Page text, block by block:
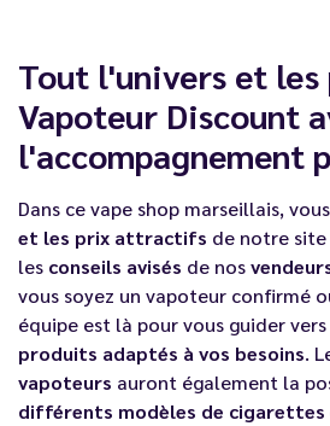
Tout l'univers et les
Vapoteur Discount
l'accompagnement
Dans ce vape shop marseillais,
et les prix attractifs de notre
les conseils avisés de nos
vous soyez un vapoteur confirmé
équipe est là pour vous guider
produits adaptés à vos besoins.
vapoteurs auront également la
différents modèles de cigarettes